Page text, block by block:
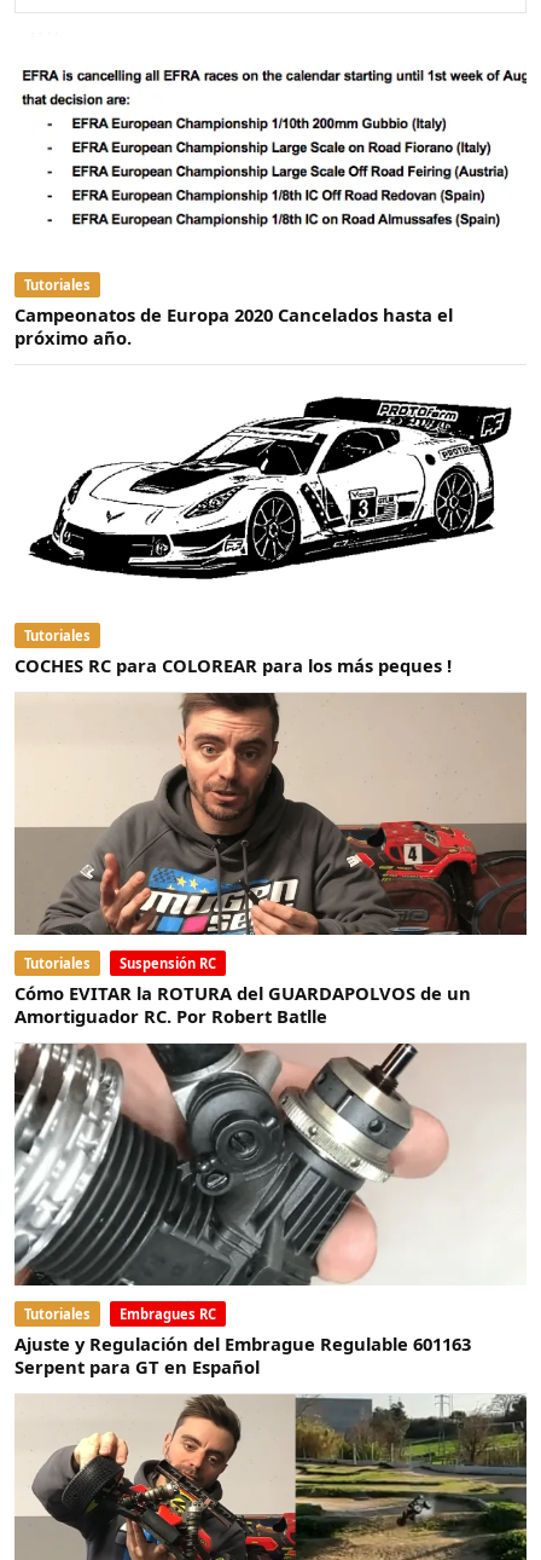
Tutoriales
Campeonatos de Europa 2020 Cancelados hasta el
próximo año.
Tutoriales
COCHES RC para COLOREAR para los más peques !
Tutoriales Suspensión RC
Cómo EVITAR la ROTURA del GUARDAPOLVOS de un
Amortiguador RC. Por Robert Batlle
Tutoriales Embragues RC
Ajuste y Regulación del Embrague Regulable 601163
Serpent para GT en Español